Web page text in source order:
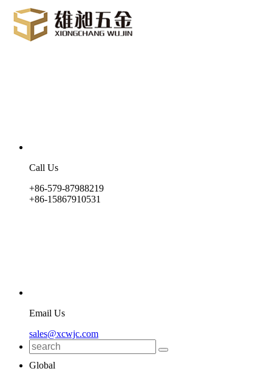
Call Us
+86-579-87988219
+86-15867910531
Email Us
sales@xcwjc.com
Global